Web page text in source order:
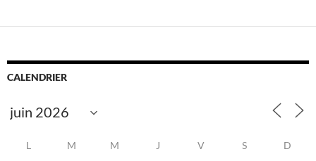
CALENDRIER
L M M J V S D